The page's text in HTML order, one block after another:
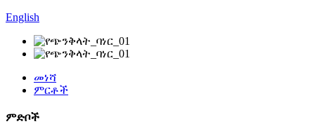
English
መነሻ
ምርቶች
ምድቦች